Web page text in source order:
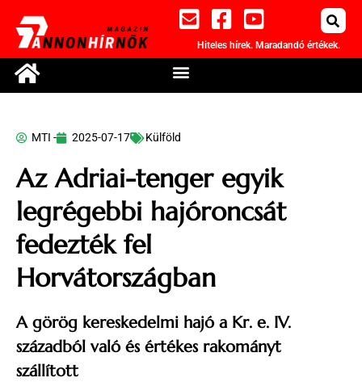
Hiteles hírek. Maradandó értékek.
MTI - 2025-07-17 Külföld
Az Adriai-tenger egyik
legrégebbi hajóroncsát
fedezték fel
Horvátországban
A görög kereskedelmi hajó a Kr. e. IV.
századból való és értékes rakományt
szállított